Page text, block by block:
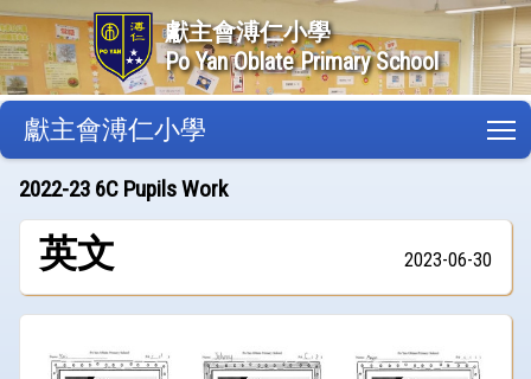
獻主會溥仁小學
Po Yan Oblate Primary School
獻主會溥仁小學
2022-23 6C Pupils Work
英文 2023-06-30